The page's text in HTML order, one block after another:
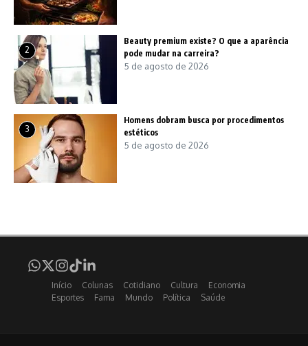
2
Beauty premium existe? O que a aparência
pode mudar na carreira?
5 de agosto de 2026
3
Homens dobram busca por procedimentos
estéticos
5 de agosto de 2026
Início Colunas Cotidiano Cultura
Economia
Esportes
Fama Mundo Política Saúde